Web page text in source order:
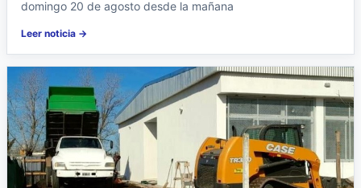
domingo 20 de agosto desde la mañana
Leer noticia →